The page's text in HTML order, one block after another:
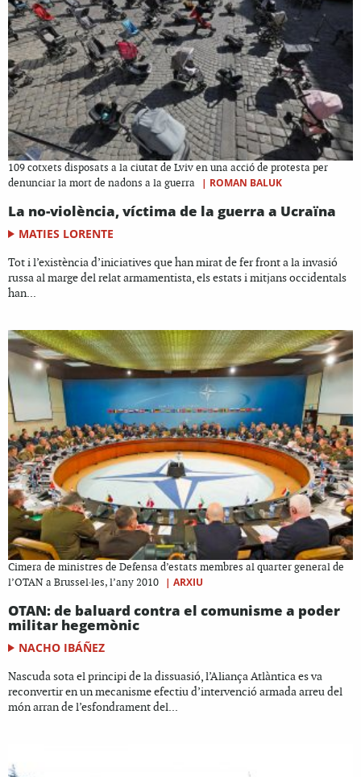
109 cotxets disposats a la ciutat de Lviv en una acció de protesta per
denunciar la mort de nadons a la guerra
| ROMAN BALUK
La no-violència, víctima de la guerra a Ucraïna
MATIES LORENTE
Tot i l’existència d’iniciatives que han mirat de fer front a la invasió
russa al marge del relat armamentista, els estats i mitjans occidentals
han...
Cimera de ministres de Defensa d’estats membres al quarter general de
l’OTAN a Brussel·les, l’any 2010
| ARXIU
OTAN: de baluard contra el comunisme a poder
militar hegemònic
NACHO IBÁÑEZ
Nascuda sota el principi de la dissuasió, l’Aliança Atlàntica es va
reconvertir en un mecanisme efectiu d’intervenció armada arreu del
món arran de l’esfondrament del...